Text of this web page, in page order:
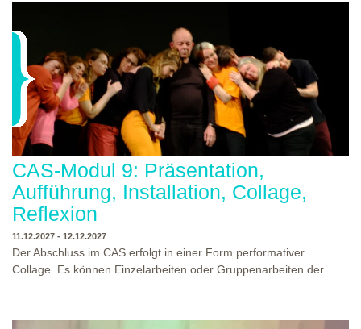
CAS-Modul 9: Präsentation,
Aufführung, Installation, Collage,
Reflexion
11.12.2027 - 12.12.2027
Der Abschluss im CAS erfolgt in einer Form performativer
Collage. Es können Einzelarbeiten oder Gruppenarbeiten der
Ausbildungsprogramm zu erleben. Die Studierenden des